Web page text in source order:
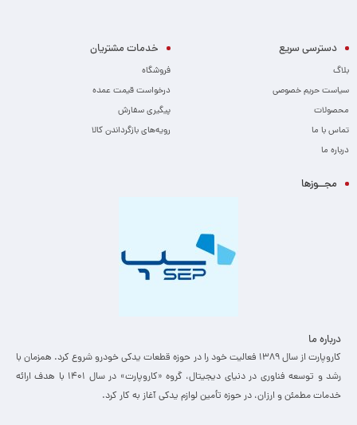
دسترسی سریع
بلاگ
سیاست حریم خصوصی
محصولات
تماس با ما
درباره ما
خدمات مشتریان
فروشگاه
درخواست قیمت عمده
پیگیری سفارش
رویه‌های بازگرداندن کالا
مجــوزها
درباره ما
کاروپارت از سال ۱۳۸۹ فعالیت خود را در حوزه قطعات یدکی خودرو شروع کرد. همزمان با
رشد و توسعه فناوری در دنیای دیجیتال، گروه «کاروپارت» در سال ۱۴۰۱ با هدف ارائه
خدمات مطمئن و ارزان، ­در حوزه تأمین لوازم یدکی آغاز به کار کرد.